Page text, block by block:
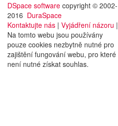
DSpace software copyright © 2002-
2016 DuraSpace
Kontaktujte nás | Vyjádření názoru |
Na tomto webu jsou používány
pouze cookies nezbytně nutné pro
zajištění fungování webu, pro které
není nutné získat souhlas.